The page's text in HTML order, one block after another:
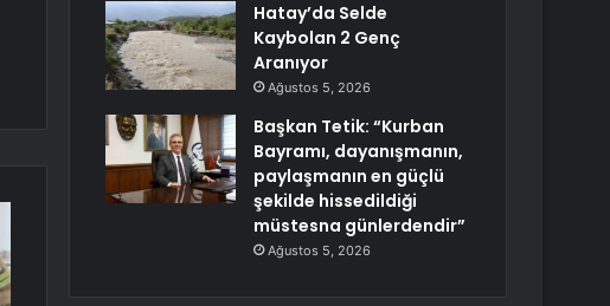
Hatay’da Selde
Kaybolan 2 Genç
Aranıyor
Ağustos 5, 2026
Başkan Tetik: “Kurban
Bayramı, dayanışmanın,
paylaşmanın en güçlü
şekilde hissedildiği
müstesna günlerdendir”
Ağustos 5, 2026